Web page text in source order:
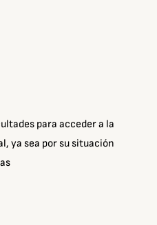
para acceder a la
ya sea por su situación